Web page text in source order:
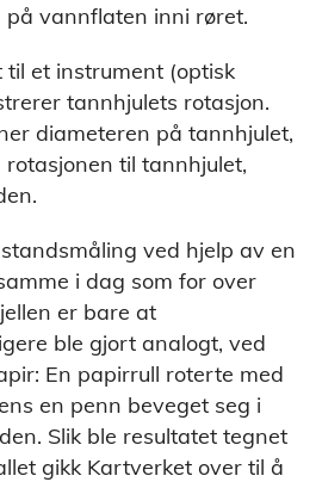
på vannflaten inni røret.
et instrument (optisk
tannhjulets rotasjon.
diameteren på tannhjulet,
til tannhjulet,
ved hjelp av en
i dag som for over
er bare at
ble gjort analogt, ved
En papirrull roterte med
en penn beveget seg i
Slik ble resultatet tegnet
gikk Kartverket over til å